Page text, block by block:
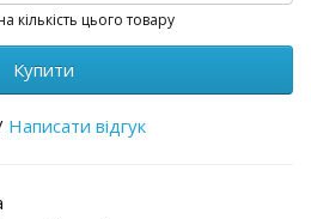
кількість цього товару
Купити
Написати відгук